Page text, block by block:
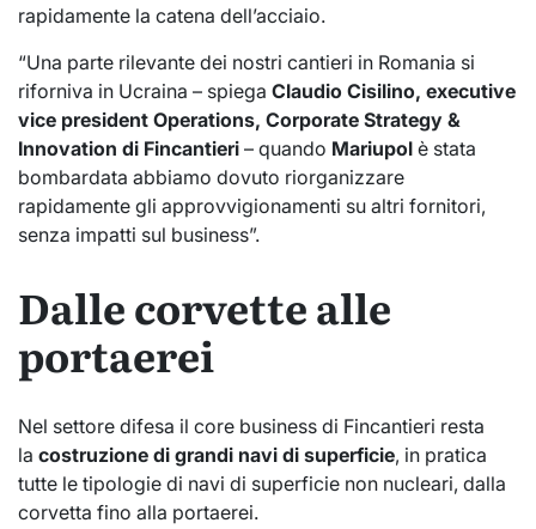
rapidamente la catena dell’acciaio.
“Una parte rilevante dei nostri cantieri in Romania si
riforniva in Ucraina – spiega Claudio Cisilino, executive
vice president Operations, Corporate Strategy &
Innovation di Fincantieri – quando Mariupol è stata
bombardata abbiamo dovuto riorganizzare
rapidamente gli approvvigionamenti su altri fornitori,
senza impatti sul business”.
Dalle corvette alle
portaerei
Nel settore difesa il core business di Fincantieri resta
la costruzione di grandi navi di superficie, in pratica
tutte le tipologie di navi di superficie non nucleari, dalla
corvetta fino alla portaerei.